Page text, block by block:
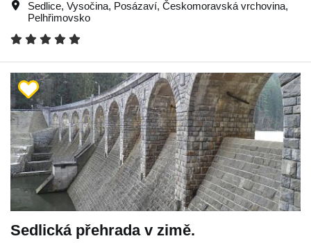
Sedlice, Vysočina, Posázaví, Českomoravská vrchovina,
Pelhřimovsko
Sedlická přehrada v zimě.